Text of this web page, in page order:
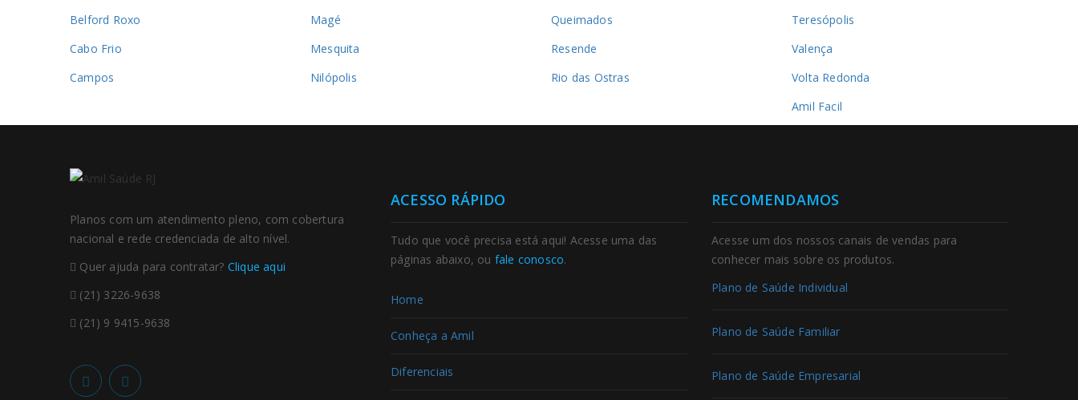
Belford Roxo
Cabo Frio
Campos
Magé
Mesquita
Nilópolis
Queimados
Resende
Rio das Ostras
Teresópolis
Valença
Volta Redonda
Amil Facil
Planos com um atendimento pleno, com cobertura
nacional e rede credenciada de alto nível.
Quer ajuda para contratar? Clique aqui
(21) 3226-9638
(21) 9 9415-9638
ACESSO RÁPIDO
Tudo que você precisa está aqui! Acesse uma das
páginas abaixo, ou fale conosco.
Home
Conheça a Amil
Diferenciais
RECOMENDAMOS
Acesse um dos nossos canais de vendas para
conhecer mais sobre os produtos.
Plano de Saúde Individual
Plano de Saúde Familiar
Plano de Saúde Empresarial